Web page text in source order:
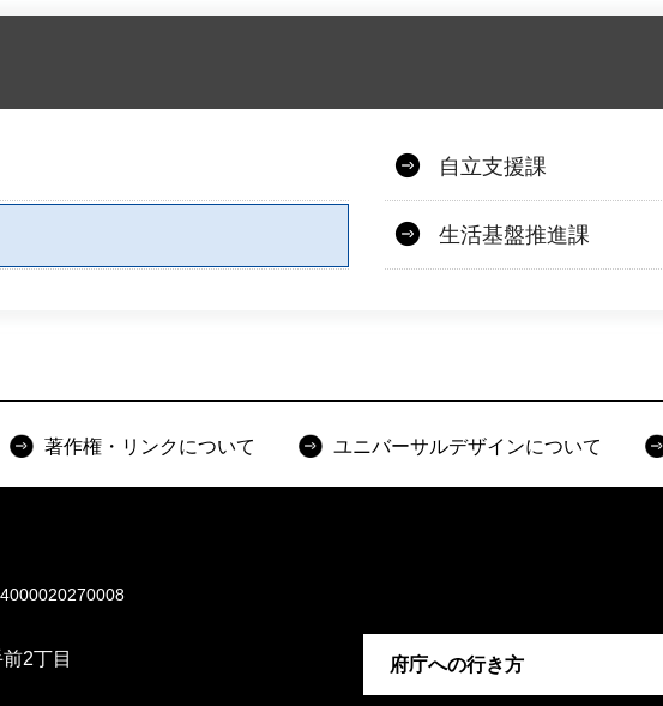
自立支援課
生活基盤推進課
著作権・リンクについて ユニバーサルデザインについて
2丁目
府庁への行き方